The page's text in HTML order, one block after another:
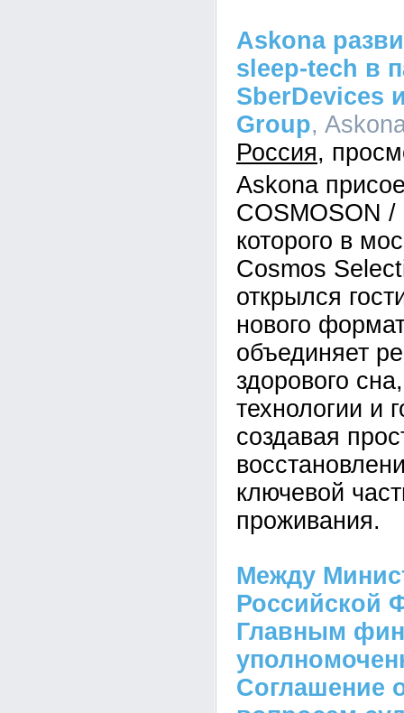
Askona
sleep-tech в
SberDevices
Group,
Россия
Askona
COSMOSON
которого в
Cosmos
открылся
нового
объединяет
здорового
технологии и
создавая
ключевой
проживания.
Между
Российской
Главным
Соглашение